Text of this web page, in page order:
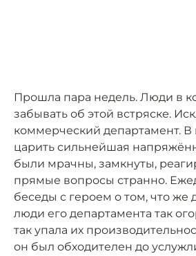
Прошла пара недель. Люди в
забывать об этой встряске.
коммерческий департамент.
царить сильнейшая
были мрачны, замкнуты,
прямые вопросы странно.
беседы с героем о том, что же
люди его департамента так
так упала их
он был обходителен до